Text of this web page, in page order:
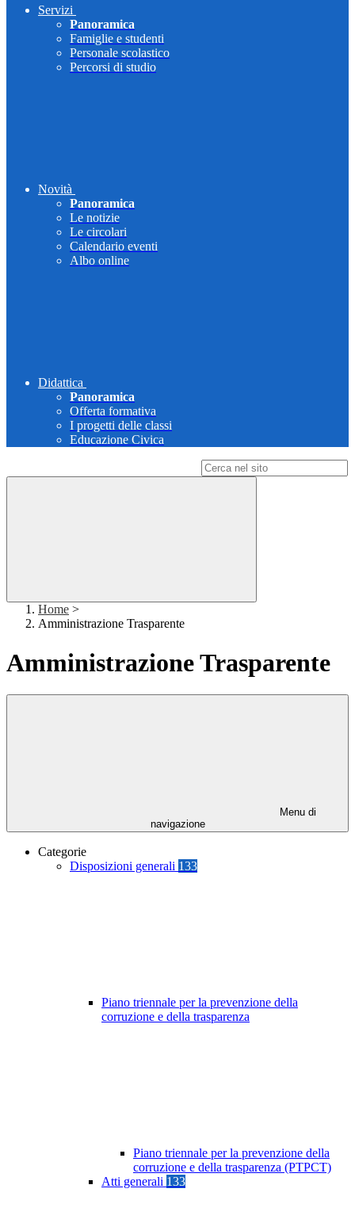
Servizi
Panoramica
Famiglie e studenti
Personale scolastico
Percorsi di studio
Novità
Panoramica
Le notizie
Le circolari
Calendario eventi
Albo online
Didattica
Panoramica
Offerta formativa
I progetti delle classi
Educazione Civica
Home >
Amministrazione Trasparente
Amministrazione Trasparente
Menu di
navigazione
Categorie
Disposizioni generali 133
Piano triennale per la prevenzione della
corruzione e della trasparenza
Piano triennale per la prevenzione della
corruzione e della trasparenza (PTPCT)
Atti generali 133